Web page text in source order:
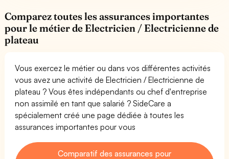
Comparez toutes les assurances importantes
pour le métier de Electricien / Electricienne de
plateau
Vous exercez le métier ou dans vos différentes activités
vous avez une activité de Electricien / Electricienne de
plateau ? Vous êtes indépendants ou chef d'entreprise
non assimilé en tant que salarié ? SideCare a
spécialement créé une page dédiée à toutes les
assurances importantes pour vous
Comparatif des assurances pour